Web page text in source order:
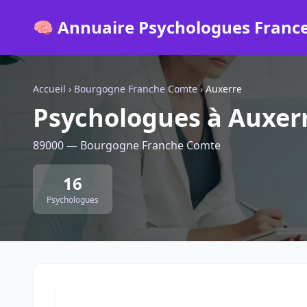
🧠 Annuaire Psychologues
Accueil › Bourgogne Franche Comte›Auxerre
Psychologues à
89000 — Bourgogne Franche Comte
16
Psychologues